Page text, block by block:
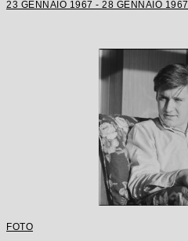
23 GENNAIO 1967 - 28 GENNAIO 1967
FOTO